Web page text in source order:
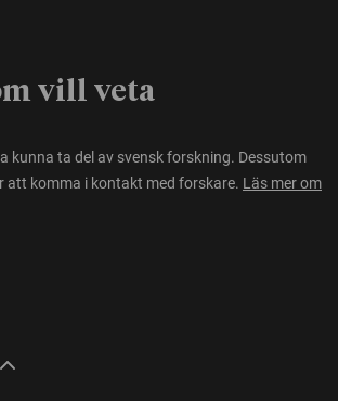
vill veta
kunna ta del av svensk forskning. Dessutom
att komma i kontakt med forskare. Läs mer om